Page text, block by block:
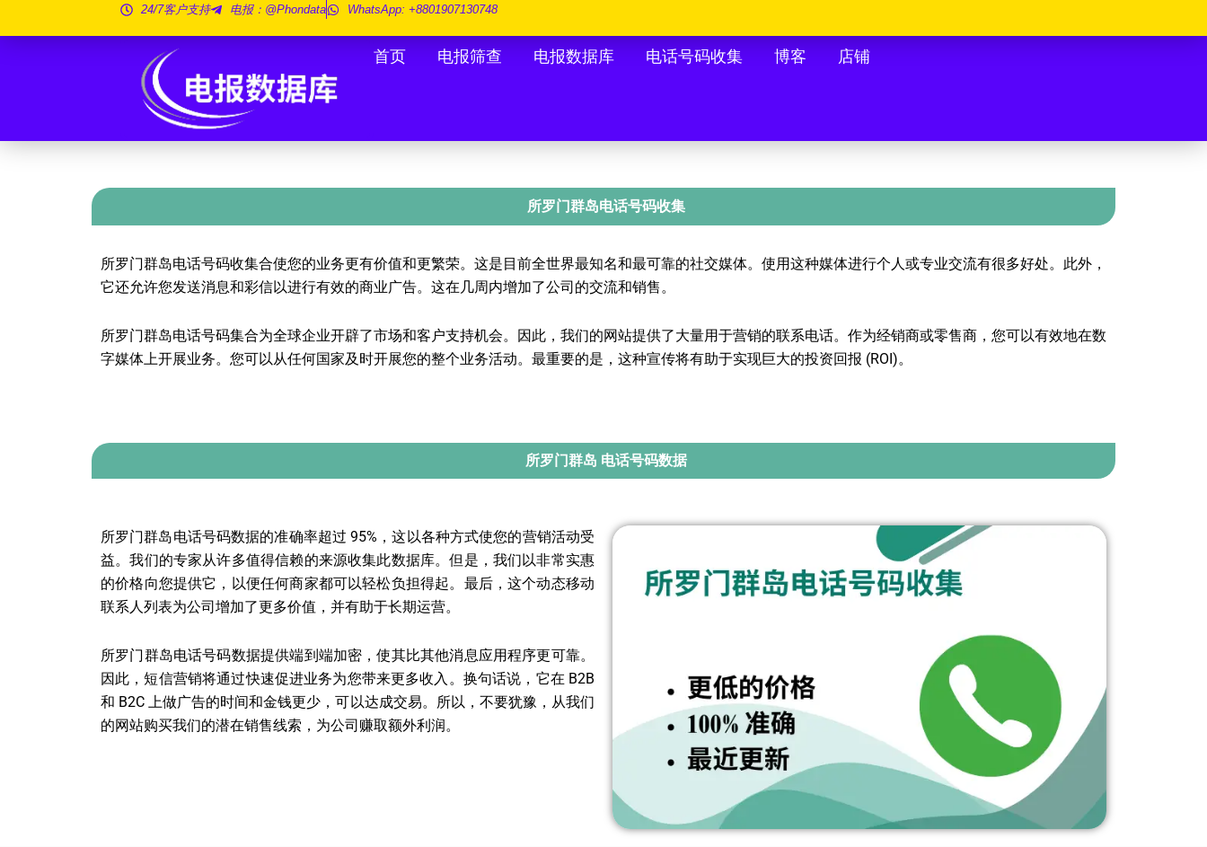
至
24/7客户支持 电报：@phondata WhatsApp: +8801907130748
首页 电报筛查 电报数据库 电话号码收集 博客 店铺
所罗门群岛电话号码收集
所罗门群岛电话号码收集合使您的业务更有价值和更繁荣。这是目前全世界最知名和最可靠的社交媒体。使用这种媒体进行个人或专业交流有很多好处。此外，
它还允许您发送消息和彩信以进行有效的商业广告。这在几周内增加了公司的交流和销售。
所罗门群岛电话号码集合为全球企业开辟了市场和客户支持机会。因此，我们的网站提供了大量用于营销的联系电话。作为经销商或零售商，您可以有效地在数
字媒体上开展业务。您可以从任何国家及时开展您的整个业务活动。最重要的是，这种宣传将有助于实现巨大的投资回报 (ROI)。
所罗门群岛 电话号码数据
所罗门群岛电话号码数据的准确率超过 95%，这以各种方式使您的营销活动受
益。我们的专家从许多值得信赖的来源收集此数据库。但是，我们以非常实惠
的价格向您提供它，以便任何商家都可以轻松负担得起。最后，这个动态移动
联系人列表为公司增加了更多价值，并有助于长期运营。
所罗门群岛电话号码数据提供端到端加密，使其比其他消息应用程序更可靠。
因此，短信营销将通过快速促进业务为您带来更多收入。换句话说，它在 B2B
和 B2C 上做广告的时间和金钱更少，可以达成交易。所以，不要犹豫，从我们
的网站购买我们的潜在销售线索，为公司赚取额外利润。